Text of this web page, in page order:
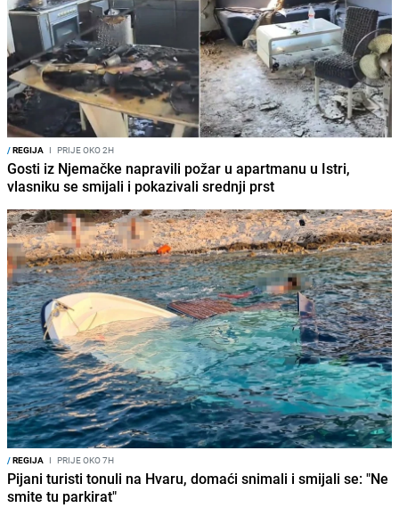
/REGIJA I PRIJE OKO 2H
Gosti iz Njemačke napravili požar u apartmanu u Istri,
vlasniku se smijali i pokazivali srednji prst
/REGIJA I PRIJE OKO 7H
Pijani turisti tonuli na Hvaru, domaći snimali i smijali se: "Ne
smite tu parkirat"